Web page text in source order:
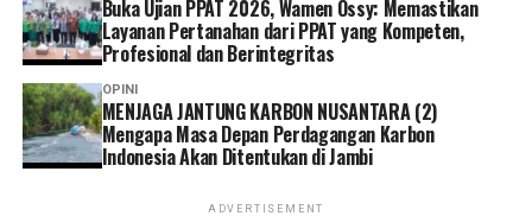
Buka Ujian PPAT 2026, Wamen Ossy: Memastikan
Layanan Pertanahan dari PPAT yang Kompeten,
Profesional dan Berintegritas
OPINI
MENJAGA JANTUNG KARBON NUSANTARA (2)
Mengapa Masa Depan Perdagangan Karbon
Indonesia Akan Ditentukan di Jambi
ADVERTISEMENT